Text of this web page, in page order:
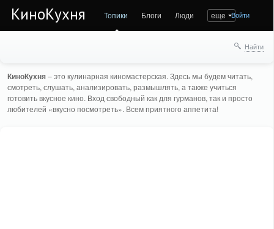
КиноКухня Топики Блоги Люди еще Войти
Найти
КиноКухня– это кулинарная киномастерская. Здесь мы будем читать,
смотреть, слушать, анализировать, размышлять, а также учиться
готовить вкусное кино. Вход свободный как для гурманов, так и просто
любителей «вкусно посмотреть». Всем приятного аппетита!